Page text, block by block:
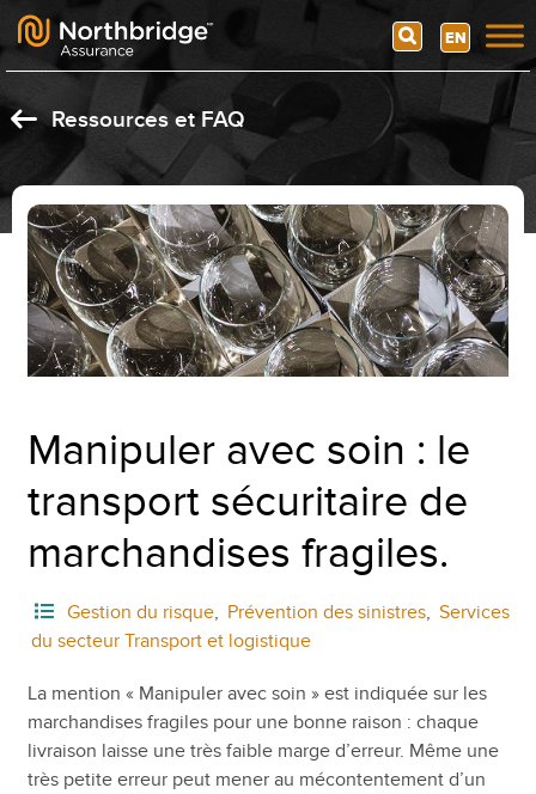
Skip to content
Search EN
Ressources et FAQ
Manipuler avec soin : le
transport sécuritaire de
marchandises fragiles.
Gestion du risque, Prévention des sinistres, Services
du secteur Transport et logistique
La mention « Manipuler avec soin » est indiquée sur les
marchandises fragiles pour une bonne raison : chaque
livraison laisse une très faible marge d’erreur. Même une
très petite erreur peut mener au mécontentement d’un